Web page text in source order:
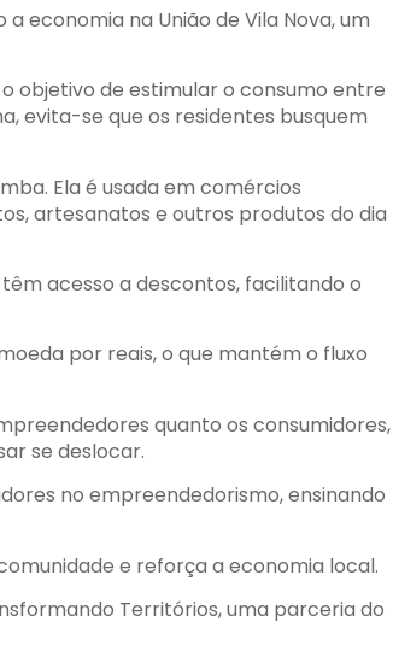
economia na União de Vila Nova, um
objetivo de estimular o consumo entre
evita-se que os residentes busquem
Ela é usada em comércios
artesanatos e outros produtos do dia
acesso a descontos, facilitando o
por reais, o que mantém o fluxo
quanto os consumidores,
se deslocar.
no empreendedorismo, ensinando
e reforça a economia local.
Territórios, uma parceria do